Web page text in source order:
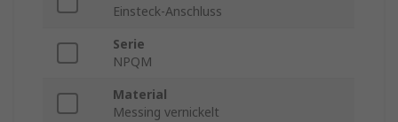
Einsteck-Anschluss
Serie
NPQM
Material
Messing vernickelt